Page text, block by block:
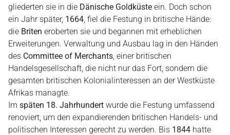
gliederten sie in die Dänische Goldküste ein. Doch schon
ein Jahr später, 1664, fiel die Festung in britische Hände:
die Briten eroberten sie und begannen mit erheblichen
Erweiterungen. Verwaltung und Ausbau lag in den Händen
des Committee of Merchants, einer britischen
Handelsgesellschaft, die nicht nur das Fort, sondern die
gesamten britischen Kolonialinteressen an der Westküste
Afrikas managte.
Im späten 18. Jahrhundert wurde die Festung umfassend
renoviert, um den expandierenden britischen Handels- und
politischen Interessen gerecht zu werden. Bis 1844 hatte